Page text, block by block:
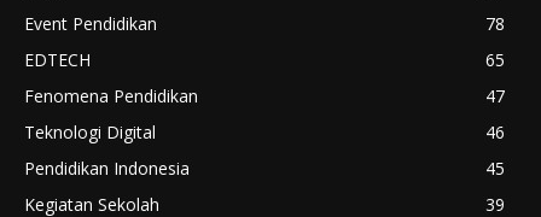
Event Pendidikan
78
EDTECH
65
Fenomena Pendidikan
47
Teknologi Digital
46
Pendidikan Indonesia
45
Kegiatan Sekolah
39